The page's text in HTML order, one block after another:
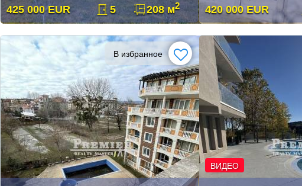
425 000 EUR 5 208 м2
420 000 EUR
В избранное
ВИДЕО